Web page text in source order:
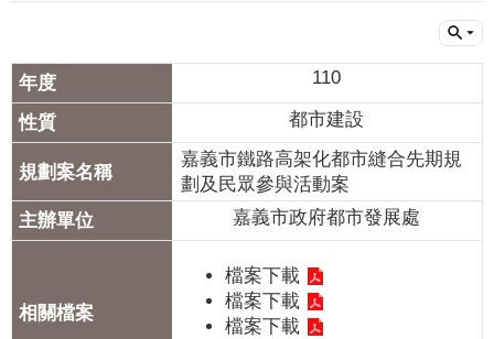
牌
認
識
嘉
義
新
活
110
都市建設
嘉義市鐵路高架化都市縫合先期規
劃及民眾參與活動案
嘉義市政府都市發展處
檔案下載
檔案下載
檔案下載